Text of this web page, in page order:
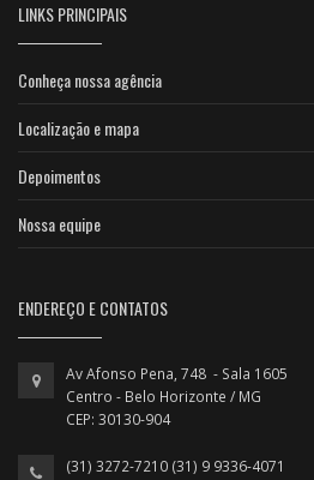
LINKS PRINCIPAIS
Conheça nossa agência
Localização e mapa
Depoimentos
Nossa equipe
ENDEREÇO E CONTATOS
Av Afonso Pena, 748 - Sala 1605
Centro - Belo Horizonte / MG
CEP: 30130-904
(31) 3272-7210 (31) 9 9336-4071